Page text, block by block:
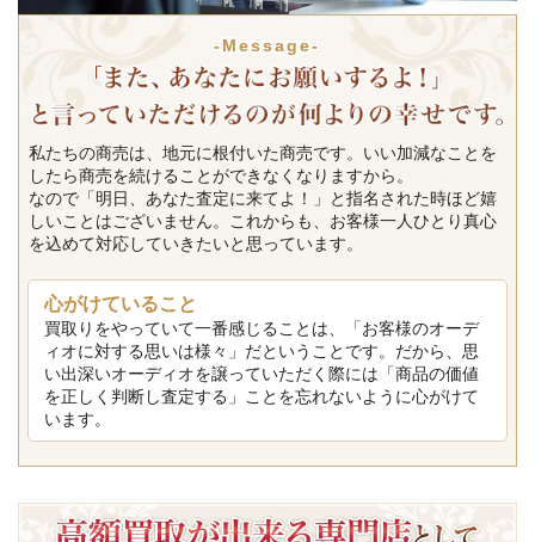
-Message-
私たちの商売は、地元に根付いた商売です。いい加減なことを
したら商売を続けることができなくなりますから。
なので「明日、あなた査定に来てよ！」と指名された時ほど嬉
しいことはございません。これからも、お客様一人ひとり真心
を込めて対応していきたいと思っています。
心がけていること
買取りをやっていて一番感じることは、「お客様のオーデ
ィオに対する思いは様々」だということです。だから、思
い出深いオーディオを譲っていただく際には「商品の価値
を正しく判断し査定する」ことを忘れないように心がけて
います。